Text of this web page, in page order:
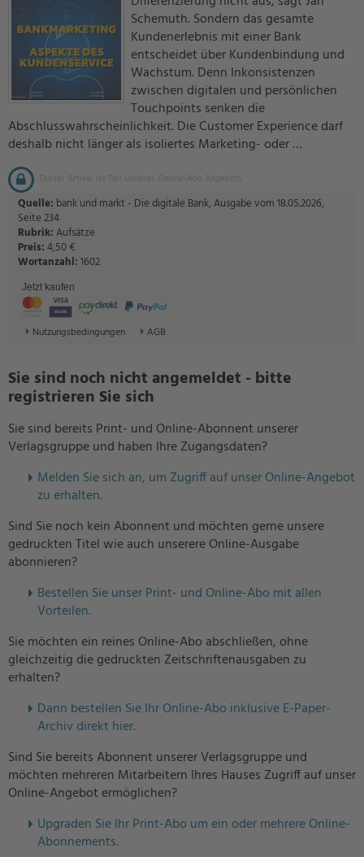
Schemuth. Sondern das gesamte
Kundenerlebnis mit einer Bank
entscheidet über Kundenbindung und
Wachstum. Denn Inkonsistenzen
zwischen digitalen und persönlichen
Touchpoints senken die
Abschlusswahrscheinlichkeit. Die Customer Experience darf
deshalb nicht länger als isoliertes Marketing- oder …
Dieser Artikel ist Teil unseres Online-Abo Angebots.
Quelle: bank und markt - Die digitale Bank, Ausgabe vom 18.05.2026,
Seite 234
Rubrik:Aufsätze
Preis:4,50 €
Wortanzahl:1602
Jetzt kaufen
Nutzungsbedingungen AGB
Sie sind noch nicht angemeldet - bitte
registrieren Sie sich
Sie sind bereits Print- und Online-Abonnent unserer
Verlagsgruppe und haben Ihre Zugangsdaten?
Melden Sie sich an, um Zugriff auf unser Online-Angebot
zu erhalten.
Sind Sie noch kein Abonnent und möchten gerne unsere
gedruckten Titel wie auch unserere Online-Ausgabe
abonnieren?
Bestellen Sie unser Print- und Online-Abo mit allen
Vorteilen.
Sie möchten ein reines Online-Abo abschließen, ohne
gleichzeitig die gedruckten Zeitschriftenausgaben zu
erhalten?
Dann bestellen Sie Ihr Online-Abo inklusive E-Paper-
Archiv direkt hier.
Sind Sie bereits Abonnent unserer Verlagsgruppe und
möchten mehreren Mitarbeitern Ihres Hauses Zugriff auf unser
Online-Angebot ermöglichen?
Upgraden Sie Ihr Print-Abo um ein oder mehrere Online-
Abonnements.